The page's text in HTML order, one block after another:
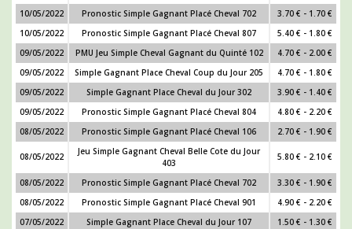
10/05/2022
Pronostic Simple Gagnant Placé Cheval 702
3.70 € - 1.70 €
10/05/2022
Pronostic Simple Gagnant Placé Cheval 807
5.40 € - 1.80 €
09/05/2022
PMU Jeu Simple Cheval Gagnant du Quinté 102
4.70 € - 2.00 €
09/05/2022
Simple Gagnant Place Cheval Coup du Jour 205
4.70 € - 1.80 €
09/05/2022
Simple Gagnant Place Cheval du Jour 302
3.90 € - 1.40 €
09/05/2022
Pronostic Simple Gagnant Placé Cheval 804
4.80 € - 2.20 €
08/05/2022
Pronostic Simple Gagnant Placé Cheval 106 2.70 € - 1.90 €
08/05/2022
Jeu Simple Gagnant Cheval Belle Cote du Jour
403
5.80 € - 2.10 €
08/05/2022 Pronostic Simple Gagnant Placé Cheval 702
3.30 € - 1.90 €
08/05/2022
Pronostic Simple Gagnant Placé Cheval 901
4.90 € - 2.20 €
07/05/2022
Simple Gagnant Place Cheval du Jour 107
1.50 € - 1.30 €